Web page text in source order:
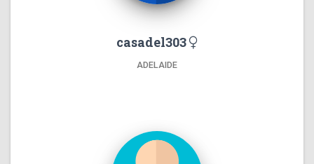
casadel303
ADELAIDE